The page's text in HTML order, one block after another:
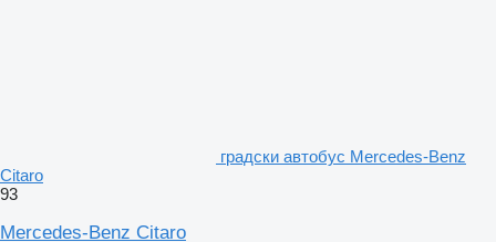
градски автобус Mercedes-Benz
Citaro
93
Mercedes-Benz Citaro